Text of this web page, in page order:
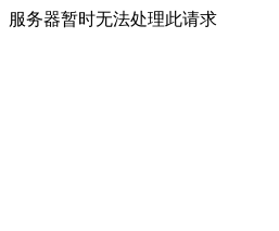
服务器暂时无法处理此请求